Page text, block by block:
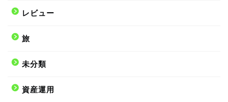
レビュー
旅
未分類
資産運用